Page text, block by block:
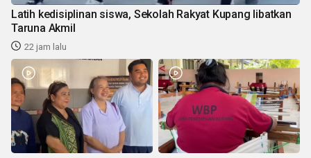
Latih kedisiplinan siswa, Sekolah Rakyat Kupang libatkan
Taruna Akmil
22 jam lalu